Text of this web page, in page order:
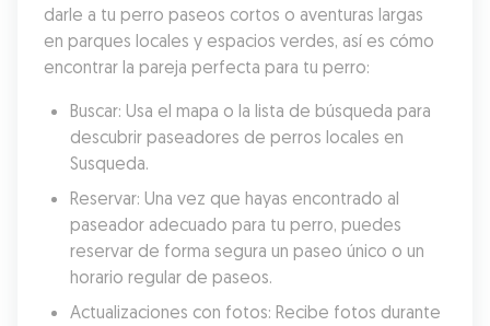
darle a tu perro paseos cortos o aventuras largas
en parques locales y espacios verdes, así es cómo
encontrar la pareja perfecta para tu perro:
Buscar: Usa el mapa o la lista de búsqueda para
descubrir paseadores de perros locales en
Susqueda.
Reservar: Una vez que hayas encontrado al
paseador adecuado para tu perro, puedes
reservar de forma segura un paseo único o un
horario regular de paseos.
Actualizaciones con fotos: Recibe fotos durante